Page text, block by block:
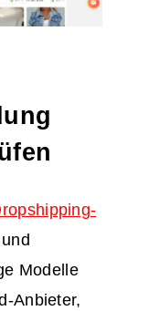
Modelle
Anbieter,